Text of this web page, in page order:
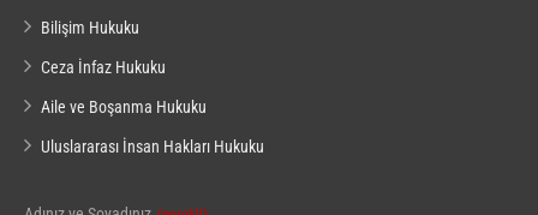
Bilişim Hukuku
Ceza İnfaz Hukuku
Aile ve Boşanma Hukuku
Uluslararası İnsan Hakları Hukuku